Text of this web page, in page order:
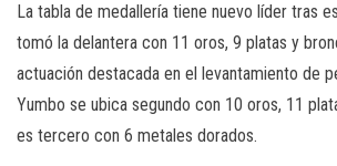
La tabla de medallería tiene nuevo líder tras
tomó la delantera con 11 oros, 9 platas y
actuación destacada en el levantamiento de
Yumbo se ubica segundo con 10 oros, 11
es tercero con 6 metales dorados.